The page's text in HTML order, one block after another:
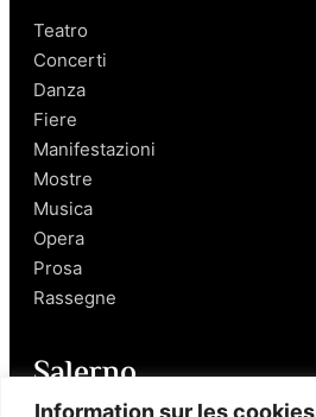
Information sur les cookies
Teatro
Concerti
Danza
Fiere
Manifestazioni
Mostre
Musica
Opera
Prosa
Rassegne
Salerno